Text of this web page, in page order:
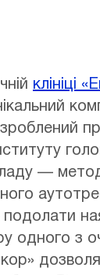
клініці
—
одного з